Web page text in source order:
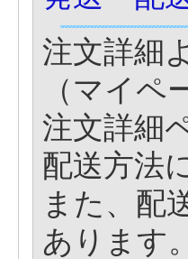
注文詳細
（マイ
注文詳細
配送方法
また、配
あります。